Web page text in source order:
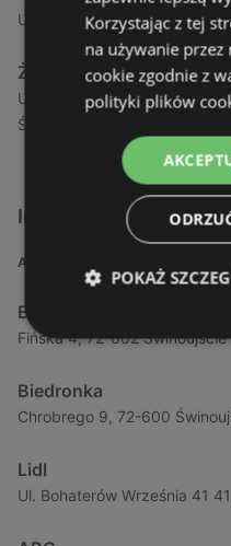
Ul. Armii Krajowej 12 / 1a,
Żabka
Ul. Wybrzeże Wł. Iv 26/27
Świnoujście
Inne sklepy
ADRES
Biedronka
Fińska 4, 72-602 Świnoujście
Biedronka
Chrobrego 9, 72-600
Lidl
Ul. Bohaterów Września 41
Korzystając z tej
na używanie
cookie zgodnie z
polityki plików
POKAŻ